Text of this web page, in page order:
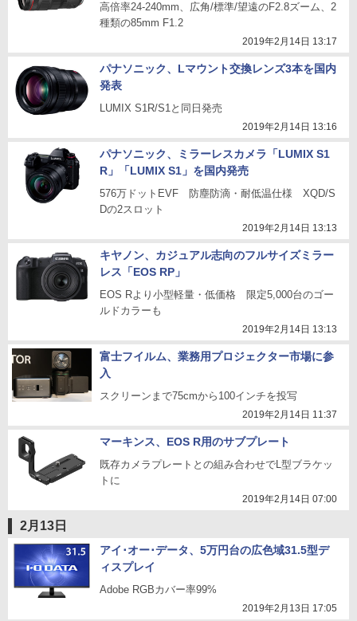
高倍率24-240mm、広角/標準/望遠のF2.8ズーム、2
種類の85mm F1.2
2019年2月14日 13:17
パナソニック、Lマウント交換レンズ3本を国内
発表
LUMIX S1R/S1と同日発売
2019年2月14日 13:16
パナソニック、ミラーレスカメラ「LUMIX S1
R」「LUMIX S1」を国内発売
576万ドットEVF 防塵防滴・耐低温仕様 XQD/S
Dの2スロット
2019年2月14日 13:13
キヤノン、カジュアル志向のフルサイズミラー
レス「EOS RP」
EOS Rより小型軽量・低価格 限定5,000台のゴー
ルドカラーも
2019年2月14日 13:13
富士フイルム、業務用プロジェクター市場に参
入
スクリーンまで75cmから100インチを投写
2019年2月14日 11:37
マーキンス、EOS R用のサブプレート
既存カメラプレートとの組み合わせでL型ブラケッ
トに
2019年2月14日 07:00
2月13日
アイ･オー･データ、5万円台の広色域31.5型デ
ィスプレイ
Adobe RGBカバー率99%
2019年2月13日 17:05